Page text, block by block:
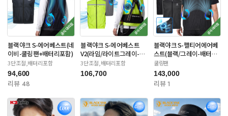
블랙야크 S-에어베스트(네
이비-쿨링팬+배터리포함)
3단조절,배터리포함
94,600
리뷰 48
블랙야크 S-에어베스트
V2(라임/라이트그레이-쿨
링팬) 배터리포함
3단조절,배터리포함
106,700
블랙야크 S-펠티어에어베
스트(블랙/그레이-배터리
별도)
쿨링팬
143,000
리뷰 1